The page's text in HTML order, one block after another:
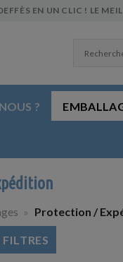
EN UN CLIC ! LE
?
» Protection /